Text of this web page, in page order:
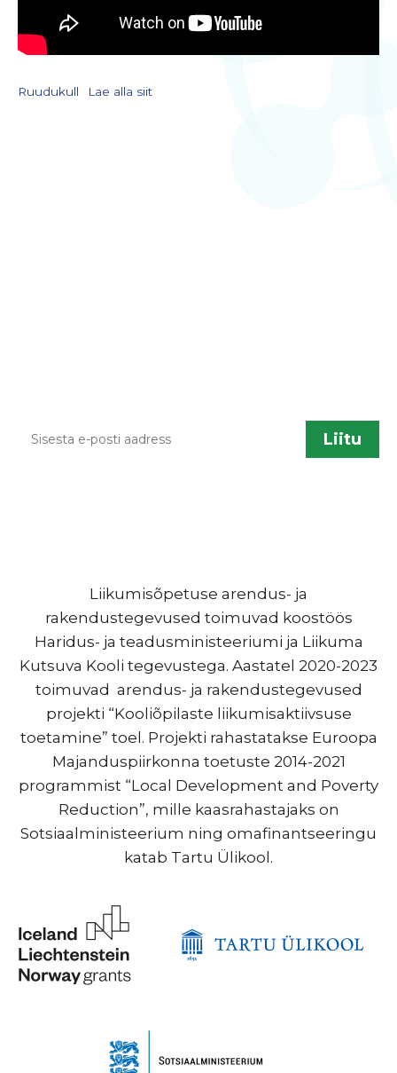
Ruudukull Lae alla siit
Liikumisõpetuse arendus- ja
rakendustegevused toimuvad koostöös
Haridus- ja teadusministeeriumi ja Liikuma
Kutsuva Kooli tegevustega. Aastatel 2020-2023
toimuvad arendus- ja rakendustegevused
projekti “Kooliõpilaste liikumisaktiivsuse
toetamine” toel. Projekti rahastatakse Euroopa
Majanduspiirkonna toetuste 2014-2021
programmist “Local Development and Poverty
Reduction”, mille kaasrahastajaks on
Sotsiaalministeerium ning omafinantseeringu
katab Tartu Ülikool.